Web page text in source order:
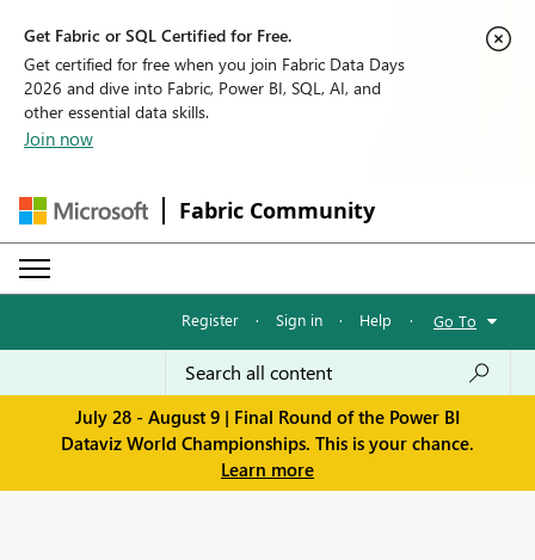
Get Fabric or SQL Certified for Free.
Get certified for free when you join Fabric Data Days
2026 and dive into Fabric, Power BI, SQL, AI, and
other essential data skills.
Join now
Fabric Community
Register · Sign in · Help · Go To
July 28 - August 9 | Final Round of the Power BI
Dataviz World Championships. This is your chance.
Learn more